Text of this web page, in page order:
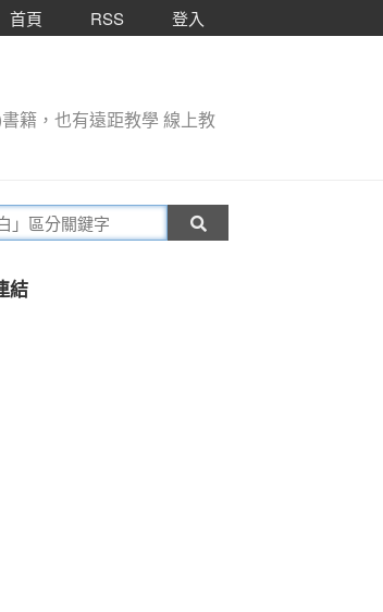
首頁 RSS 登入
籍，也有遠距教學 線上教
結